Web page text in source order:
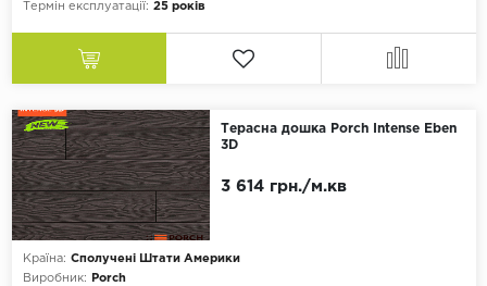
Термін експлуатації: 25 років
Терасна дошка Porch Intense Eben
3D
Країна: Сполучені Штати Америки
Виробник:
Porch
3 614 грн./м.кв